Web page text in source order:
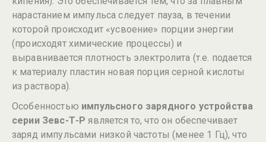
нарастанием импульса следует пауза, в течении
которой происходит «усвоение» порции энергии
(происходят химические процессы) и
выравнивается плотность электролита (т.е. подается
к материалу пластин новая порция серной кислоты
из раствора).
Особенностью импульсного зарядного устройства
серии Зевс-Т-Р является то, что он обеспечивает
заряд импульсами низкой частоты (менее 1 Гц), что